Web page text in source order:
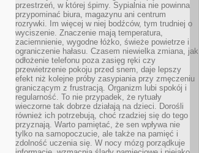
przestrzeń, w której śpimy. Sypialnia nie powinna
przypominać biura, magazynu ani centrum
rozrywki. Im więcej w niej bodźców, tym trudniej o
wyciszenie. Znaczenie mają temperatura,
zaciemnienie, wygodne łóżko, świeże powietrze i
ograniczenie hałasu. Czasem niewielka zmiana, jak
odłożenie telefonu poza zasięg ręki czy
przewietrzenie pokoju przed snem, daje lepszy
efekt niż kolejne próby zasypiania przy zmęczeniu
graniczącym z frustracją. Organizm lubi spokój i
regularność. To nie przypadek, że rytuały
wieczorne tak dobrze działają na dzieci. Dorośli
również ich potrzebują, choć rzadziej się do tego
przyznają. Warto pamiętać, że sen wpływa nie
tylko na samopoczucie, ale także na pamięć i
zdolność uczenia się. W nocy mózg porządkuje